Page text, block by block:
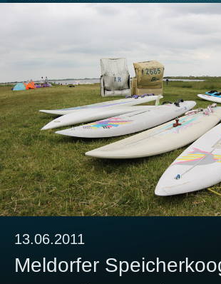
13.06.2011
Meldorfer